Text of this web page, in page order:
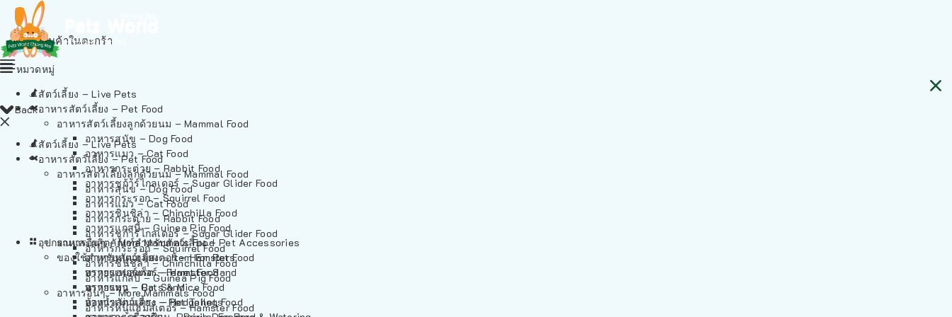
ไม่มีสินค้าในตะกร้า
Back
สัตว์เลี้ยง – Live Pets
อาหารสัตว์เลี้ยง – Pet Food
อาหารสัตว์เลี้ยงลูกด้วยนม – Mammal Food
อาหารสุนัข – Dog Food
อาหารแมว – Cat Food
อาหารกระต่าย – Rabbit Food
อาหารชูก้าร์ไกลเดอร์ – Sugar Glider Food
อาหารกระรอก – Squirrel Food
อาหารชินชิล่า – Chinchilla Food
อาหารแกสบี้ – Guinea Pig Food
อาหารอื่นๆ – More Mammals Food
อาหารหนูแฮมสเตอร์ – Hamster Food
หมวดหมู่
สัตว์เลี้ยง – Live Pets
อาหารสัตว์เลี้ยง – Pet Food
อาหารสัตว์เลี้ยงลูกด้วยนม – Mammal Food
อาหารสุนัข – Dog Food
อาหารแมว – Cat Food
อาหารกระต่าย – Rabbit Food
อาหารชูก้าร์ไกลเดอร์ – Sugar Glider Food
อาหารกระรอก – Squirrel Food
อาหารชินชิล่า – Chinchilla Food
อาหารแกสบี้ – Guinea Pig Food
อาหารอื่นๆ – More Mammals Food
อาหารหนูแฮมสเตอร์ – Hamster Food
อาหารเฟอร์เร็ต – Ferret Food
อาหารหนู – Rats & Mice Food
อาหารเม่นแคระ – Hedgehog Food
อุปกรณและผลิตภัณฑ์สำหรับสัตว์เลี้ยง – Pet Accessories
ของใช้สำหรับสัตว์เลี้ยง – Item For Pets
ทรายแฮมสเตอร์ – Hamster Sand
ทรายแมว – Cat Sand
ห้องน้ำสัตว์เลี้ยง – Pet Toilets